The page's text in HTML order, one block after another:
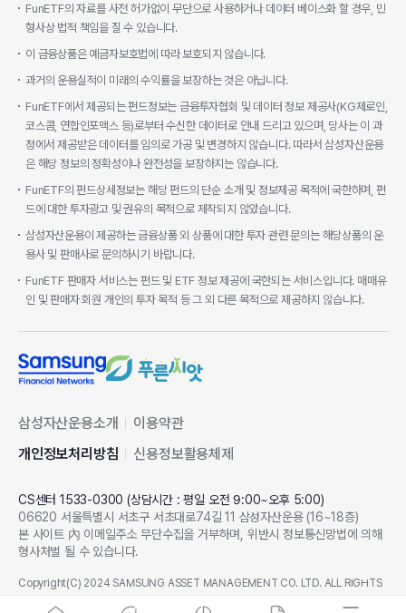
FunETF의 자료를 사전 허가없이 무단으로 사용하거나 데이터 베이스화 할 경우, 민
형사상 법적 책임을 질 수 있습니다.
이 금융상품은 예금자보호법에 따라 보호되지 않습니다.
과거의 운용실적이 미래의 수익률을 보장하는 것은 아닙니다.
FunETF에서 제공되는 펀드정보는 금융투자협회 및 데이터 정보 제공사(KG제로인,
코스콤, 연합인포맥스 등)로부터 수신한 데이터로 안내 드리고 있으며, 당사는 이 과
정에서 제공받은 데이터를 임의로 가공 및 변경하지 않습니다. 따라서 삼성자산운용
은 해당 정보의 정확성이나 완전성을 보장하지는 않습니다.
FunETF의 펀드상세정보는 해당 펀드의 단순 소개 및 정보제공 목적에 국한하며, 펀
드에 대한 투자광고 및 권유의 목적으로 제작되지 않았습니다.
삼성자산운용이 제공하는 금융상품 외 상품에 대한 투자 관련 문의는 해당상품의 운
용사 및 판매사로 문의하시기 바랍니다.
FunETF 판매자 서비스는 펀드 및 ETF 정보 제공에 국한되는 서비스입니다. 매매유
인 및 판매자 회원 개인의 투자 목적 등 그 외 다른 목적으로 제공하지 않습니다.
삼성자산운용소개
이용약관
개인정보처리방침
신용정보활용체제
CS센터 1533-0300 (상담시간 : 평일 오전 9:00~오후 5:00)
06620 서울특별시 서초구 서초대로74길 11 삼성자산운용 (16~18층)
본 사이트 內 이메일주소 무단수집을 거부하며, 위반시 정보통신망법에 의해
형사처벌 될 수 있습니다.
Copyright(C) 2024 SAMSUNG ASSET MANAGEMENT CO. LTD. ALL RIGHTS
RESERVED.